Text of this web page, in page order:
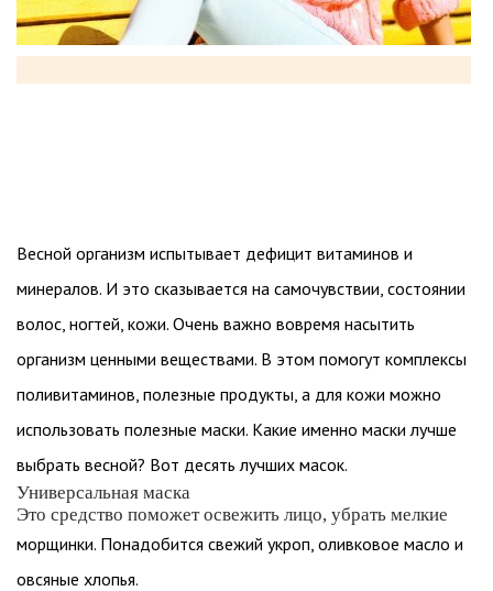
Весной организм испытывает дефицит витаминов и
минералов. И это сказывается на самочувствии, состоянии
волос, ногтей, кожи. Очень важно вовремя насытить
организм ценными веществами. В этом помогут комплексы
поливитаминов, полезные продукты, а для кожи можно
использовать полезные маски. Какие именно маски лучше
выбрать весной? Вот десять лучших масок.
Универсальная маска
Это средство поможет освежить лицо, убрать мелкие
морщинки. Понадобится свежий укроп, оливковое масло и
овсяные хлопья.